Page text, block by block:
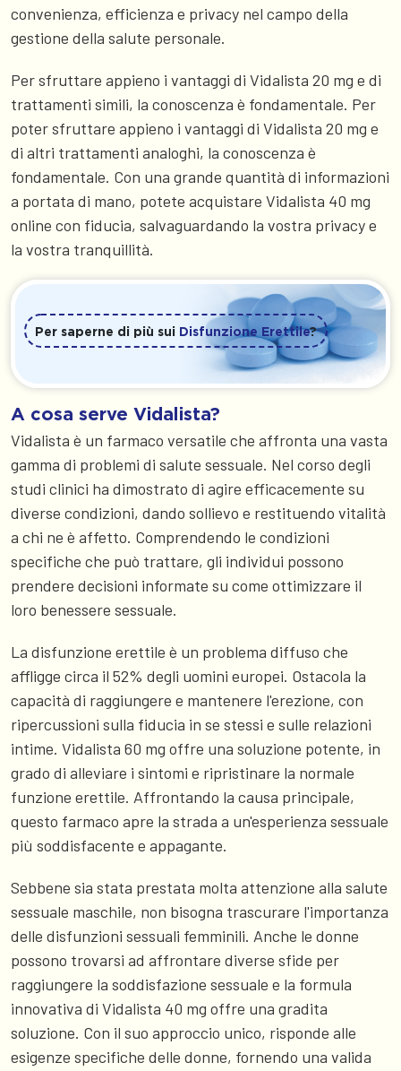
convenienza, efficienza e privacy nel campo della
gestione della salute personale.
Per sfruttare appieno i vantaggi di Vidalista 20 mg e di
trattamenti simili, la conoscenza è fondamentale. Per
poter sfruttare appieno i vantaggi di Vidalista 20 mg e
di altri trattamenti analoghi, la conoscenza è
fondamentale. Con una grande quantità di informazioni
a portata di mano, potete acquistare Vidalista 40 mg
online con fiducia, salvaguardando la vostra privacy e
la vostra tranquillità.
Per saperne di più sui Disfunzione Erettile?
A cosa serve Vidalista?
Vidalista è un farmaco versatile che affronta una vasta
gamma di problemi di salute sessuale. Nel corso degli
studi clinici ha dimostrato di agire efficacemente su
diverse condizioni, dando sollievo e restituendo vitalità
a chi ne è affetto. Comprendendo le condizioni
specifiche che può trattare, gli individui possono
prendere decisioni informate su come ottimizzare il
loro benessere sessuale.
La disfunzione erettile è un problema diffuso che
affligge circa il 52% degli uomini europei. Ostacola la
capacità di raggiungere e mantenere l'erezione, con
ripercussioni sulla fiducia in se stessi e sulle relazioni
intime. Vidalista 60 mg offre una soluzione potente, in
grado di alleviare i sintomi e ripristinare la normale
funzione erettile. Affrontando la causa principale,
questo farmaco apre la strada a un'esperienza sessuale
più soddisfacente e appagante.
Sebbene sia stata prestata molta attenzione alla salute
sessuale maschile, non bisogna trascurare l'importanza
delle disfunzioni sessuali femminili. Anche le donne
possono trovarsi ad affrontare diverse sfide per
raggiungere la soddisfazione sessuale e la formula
innovativa di Vidalista 40 mg offre una gradita
soluzione. Con il suo approccio unico, risponde alle
esigenze specifiche delle donne, fornendo una valida